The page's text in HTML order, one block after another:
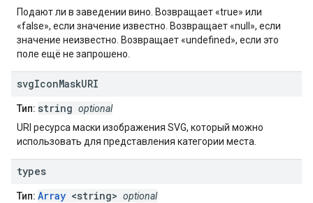
Подают ли в заведении вино. Возвращает «true» или
«false», если значение известно. Возвращает «null», если
значение неизвестно. Возвращает «undefined», если это
поле ещё не запрошено.
svgIconMaskURI
Тип: string optional
URI ресурса маски изображения SVG, который можно
использовать для представления категории места.
types
Тип: Array <string> optional